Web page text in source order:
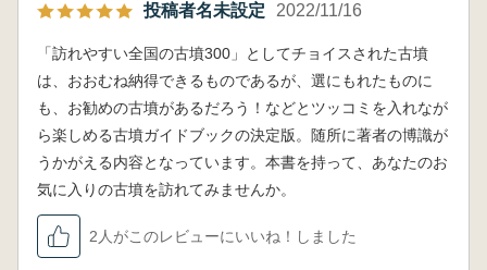
投稿者名未設定 2022/11/16
「訪れやすい全国の古墳300」としてチョイスされた古墳
は、おおむね納得できるものであるが、選にもれたものに
も、お勧めの古墳があるだろう！などとツッコミを入れなが
ら楽しめる古墳ガイドブックの決定版。随所に著者の博識が
うかがえる内容となっています。本書を持って、あなたのお
気に入りの古墳を訪れてみませんか。
2人がこのレビューにいいね！しました